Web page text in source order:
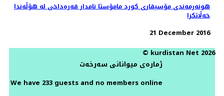
هونەرمەندی مۆسیقاری کورد مامۆستا نامدار قەرەداخی لە هۆڵەندا
خەڵاتکرا
21 December 2016
© kurdistan Net 2026
ژمارەی میوانانی سەرخەت
We have 233 guests and no members online